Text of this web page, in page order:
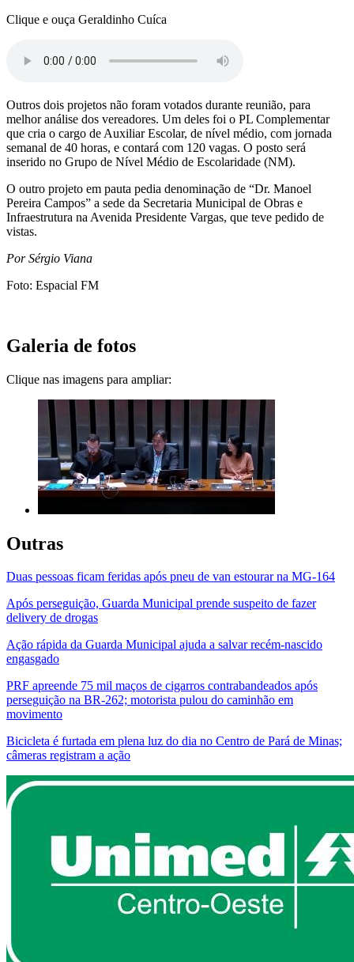
Clique e ouça Geraldinho Cuíca
Outros dois projetos não foram votados durante reunião, para
melhor análise dos vereadores. Um deles foi o PL Complementar
que cria o cargo de Auxiliar Escolar, de nível médio, com jornada
semanal de 40 horas, e contará com 120 vagas. O posto será
inserido no Grupo de Nível Médio de Escolaridade (NM).
O outro projeto em pauta pedia denominação de “Dr. Manoel
Pereira Campos” a sede da Secretaria Municipal de Obras e
Infraestrutura na Avenida Presidente Vargas, que teve pedido de
vistas.
Por Sérgio Viana
Foto: Espacial FM
Galeria de fotos
Clique nas imagens para ampliar:
Outras
Duas pessoas ficam feridas após pneu de van estourar na MG-164
Após perseguição, Guarda Municipal prende suspeito de fazer
delivery de drogas
Ação rápida da Guarda Municipal ajuda a salvar recém-nascido
engasgado
PRF apreende 75 mil maços de cigarros contrabandeados após
perseguição na BR-262; motorista pulou do caminhão em
movimento
Bicicleta é furtada em plena luz do dia no Centro de Pará de Minas;
câmeras registram a ação